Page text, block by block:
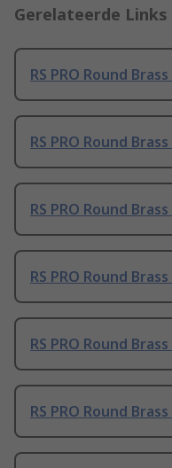
Gerelateerde Links
RS PRO Round
RS PRO Round
RS PRO Round
RS PRO Round
RS PRO Round
RS PRO Round